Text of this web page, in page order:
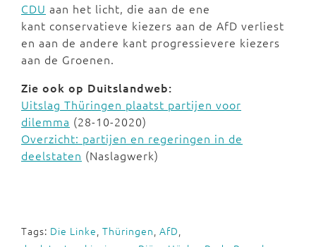
CDU aan het licht, die aan de ene
kant conservatieve kiezers aan de AfD verliest
en aan de andere kant progressievere kiezers
aan de Groenen.
Zie ook op Duitslandweb:
Uitslag Thüringen plaatst partijen voor
dilemma (28-10-2020)
Overzicht: partijen en regeringen in de
deelstaten (Naslagwerk)
Tags: Die Linke, Thüringen, AfD,